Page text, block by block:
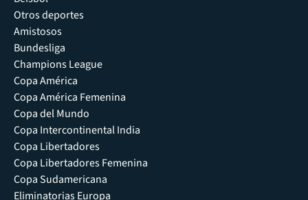
Otros deportes
Amistosos
Bundesliga
Champions League
Copa América
Copa América Femenina
Copa del Mundo
Copa Intercontinental India
Copa Libertadores
Copa Libertadores Femenina
Copa Sudamericana
Eliminatorias Europa